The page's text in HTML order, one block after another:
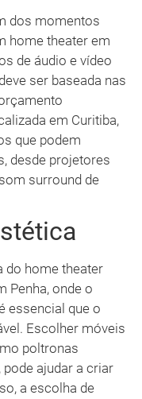
dos momentos
home theater em
de áudio e vídeo
ser baseada nas
em Curitiba,
que podem
desde projetores
surround de
do home theater
Penha, onde o
essencial que o
Escolher móveis
poltronas
ajudar a criar
a escolha de